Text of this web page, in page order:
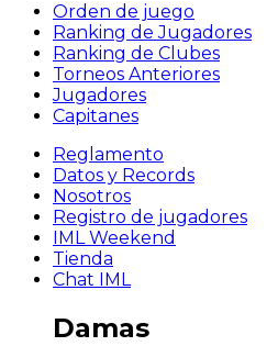
Orden de juego
Ranking de Jugadores
Ranking de Clubes
Torneos Anteriores
Jugadores
Capitanes
Reglamento
Datos y Records
Nosotros
Registro de jugadores
IML Weekend
Tienda
Chat IML
Damas